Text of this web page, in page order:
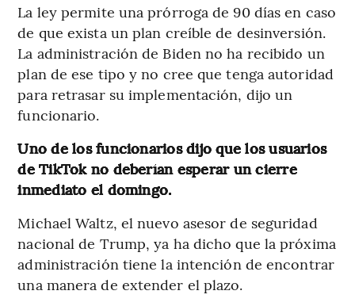
La ley permite una prórroga de 90 días en caso
de que exista un plan creíble de desinversión.
La administración de Biden no ha recibido un
plan de ese tipo y no cree que tenga autoridad
para retrasar su implementación, dijo un
funcionario.
Uno de los funcionarios dijo que los usuarios
de TikTok no deberían esperar un cierre
inmediato el domingo.
Michael Waltz, el nuevo asesor de seguridad
nacional de Trump, ya ha dicho que la próxima
administración tiene la intención de encontrar
una manera de extender el plazo.